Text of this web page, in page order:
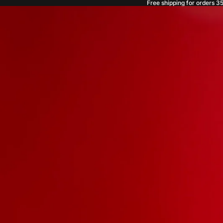
Free shipping for orders